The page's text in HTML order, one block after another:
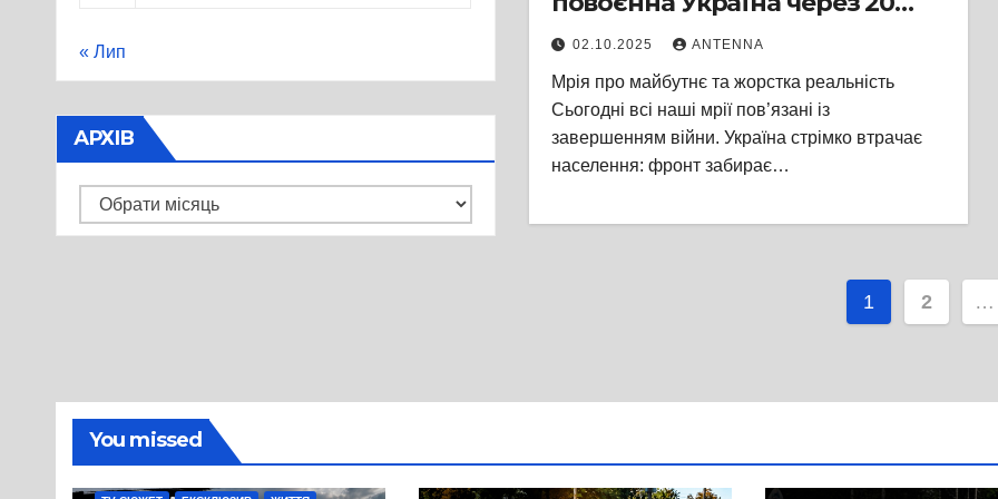
« Лип
АРХІВ
Архів
років?
02.10.2025 ANTENNA
Мрія про майбутнє та жорстка реальність
Сьогодні всі наші мрії пов’язані із
завершенням війни. Україна стрімко втрачає
населення: фронт забирає…
1 2 …
You missed